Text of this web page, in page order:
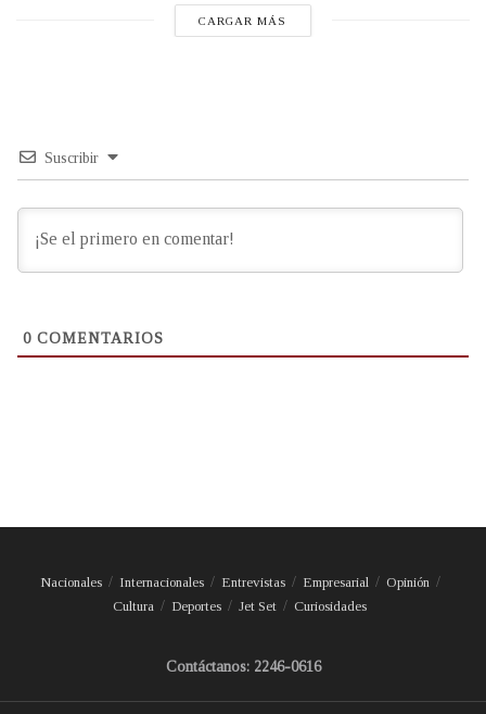
CARGAR MÁS
Suscribir
0 COMENTARIOS
Nacionales Internacionales Entrevistas Empresarial
Opinión
Cultura
Deportes Jet Set Curiosidades
Contáctanos: 2246-0616